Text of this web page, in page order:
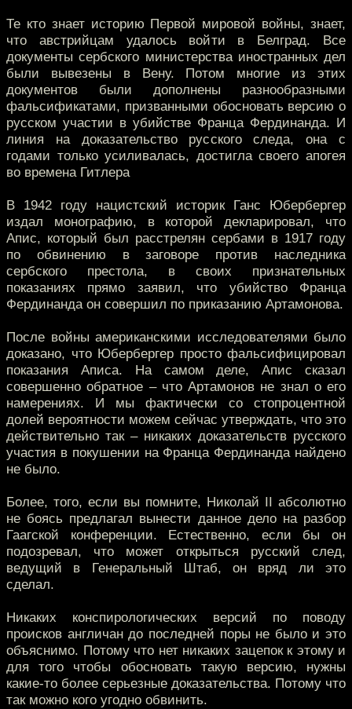
Те кто знает историю Первой мировой войны, знает,
что австрийцам удалось войти в Белград. Все
документы сербского министерства иностранных дел
были вывезены в Вену. Потом многие из этих
документов были дополнены разнообразными
фальсификатами, призванными обосновать версию о
русском участии в убийстве Франца Фердинанда. И
линия на доказательство русского следа, она с
годами только усиливалась, достигла своего апогея
во времена Гитлера
В 1942 году нацистский историк Ганс Юбербергер
издал монографию, в которой декларировал, что
Апис, который был расстрелян сербами в 1917 году
по обвинению в заговоре против наследника
сербского престола, в своих признательных
показаниях прямо заявил, что убийство Франца
Фердинанда он совершил по приказанию Артамонова.
После войны американскими исследователями было
доказано, что Юбербергер просто фальсифицировал
показания Аписа. На самом деле, Апис сказал
совершенно обратное – что Артамонов не знал о его
намерениях. И мы фактически со стопроцентной
долей вероятности можем сейчас утверждать, что это
действительно так – никаких доказательств русского
участия в покушении на Франца Фердинанда найдено
не было.
Более, того, если вы помните, Николай II абсолютно
не боясь предлагал вынести данное дело на разбор
Гаагской конференции. Естественно, если бы он
подозревал, что может открыться русский след,
ведущий в Генеральный Штаб, он вряд ли это
сделал.
Никаких конспирологических версий по поводу
происков англичан до последней поры не было и это
объяснимо. Потому что нет никаких зацепок к этому и
для того чтобы обосновать такую версию, нужны
какие-то более серьезные доказательства. Потому что
так можно кого угодно обвинить.